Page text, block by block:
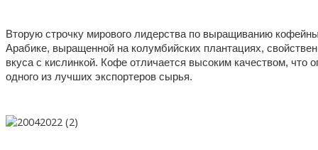
Вторую строчку мирового лидерства по выращиванию
Арабике, выращенной на колумбийских плантациях,
вкуса с кислинкой. Кофе отличается высоким качеством, что
одного из лучших экспортеров сырья.